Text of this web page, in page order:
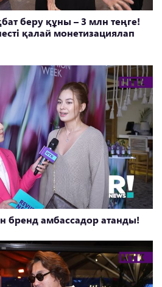
беру құны – 3 млн теңге!
қалай монетизациялап
бренд амбассадор атанды!